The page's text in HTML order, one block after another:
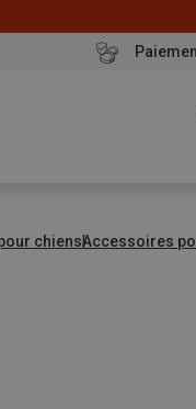
chiensAccessoires